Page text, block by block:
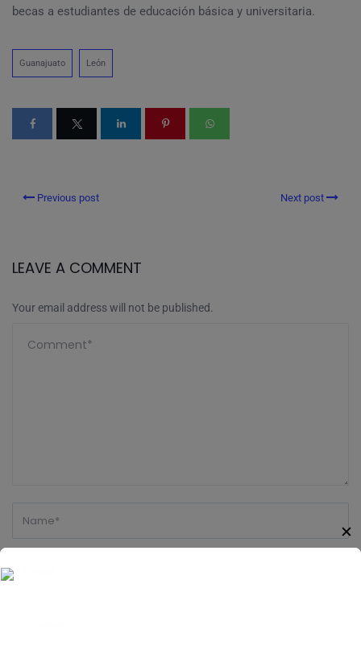
becas a estudiantes de educación básica y universitaria.
Guanajuato León
Previous post Next post
LEAVE A COMMENT
Your email address will not be published.
✕